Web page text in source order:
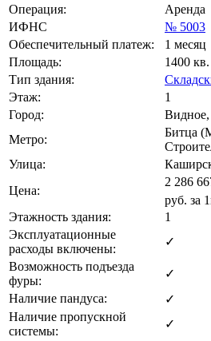
Операция:
Аренда
ИФНС
№ 5003
Обеспечительный платеж:
1 месяц
Площадь:
1400
Тип здания:
Этаж:
1
Город:
Метро:
Битца
Улица:
Цена:
2 286
руб. за
Этажность здания:
1
Эксплуатационные
расходы включены:
✓
Возможность подъезда
фуры:
✓
Наличие пандуса:
✓
Наличие пропускной
системы:
✓